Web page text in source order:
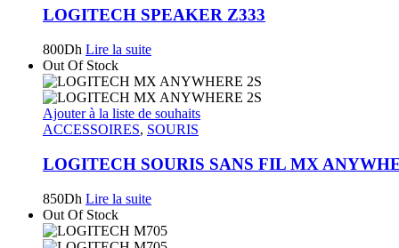
LOGITECH SPEAKER Z333
800Dh Lire la suite
Out Of Stock
Ajouter à la liste de souhaits
ACCESSOIRES, SOURIS
LOGITECH SOURIS SANS FIL MX
850Dh Lire la suite
Out Of Stock